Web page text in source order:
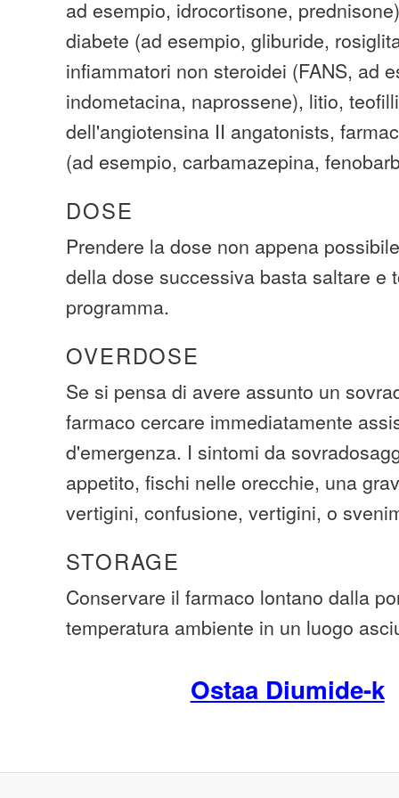
ad esempio, idrocortisone,
diabete (ad esempio, gliburide,
infiammatori non steroidei (FANS, ad
indometacina, naprossene), litio,
dell'angiotensina II angatonists,
(ad esempio, carbamazepina,
DOSE
Prendere la dose non appena
della dose successiva basta saltare e
programma.
OVERDOSE
Se si pensa di avere assunto un
farmaco cercare immediatamente
d'emergenza. I sintomi da
appetito, fischi nelle orecchie, una
vertigini, confusione, vertigini, o
STORAGE
Conservare il farmaco lontano dalla
temperatura ambiente in un luogo
Ostaa Diumide-k